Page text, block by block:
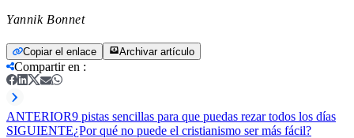
Yannik Bonnet
Copiar el enlace Archivar artículo
Compartir en :
ANTERIOR9 pistas sencillas para que puedas rezar todos los días
SIGUIENTE¿Por qué no puede el cristianismo ser más fácil?